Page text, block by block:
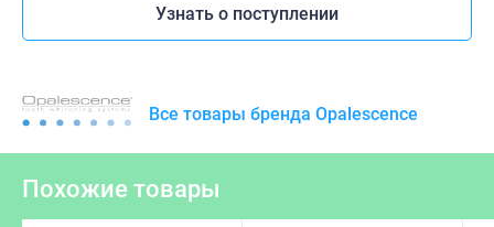
Узнать о поступлении
Все товары бренда Opalescence
Похожие товары